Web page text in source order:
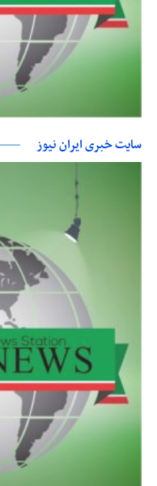
سایت خبری ایران نیوز